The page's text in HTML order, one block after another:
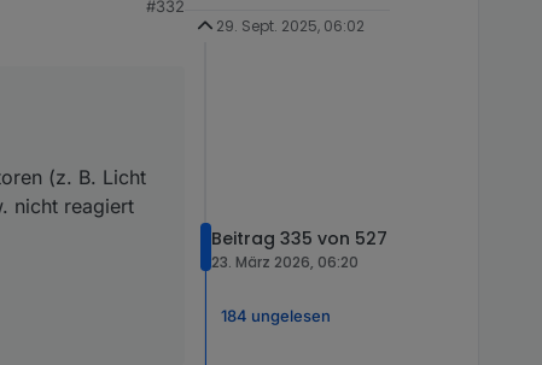
#332
(z. B. Licht
nicht reagiert
29. Sept. 2025, 06:02
Beitrag 335 von 527
23. März 2026, 06:20
184 ungelesen